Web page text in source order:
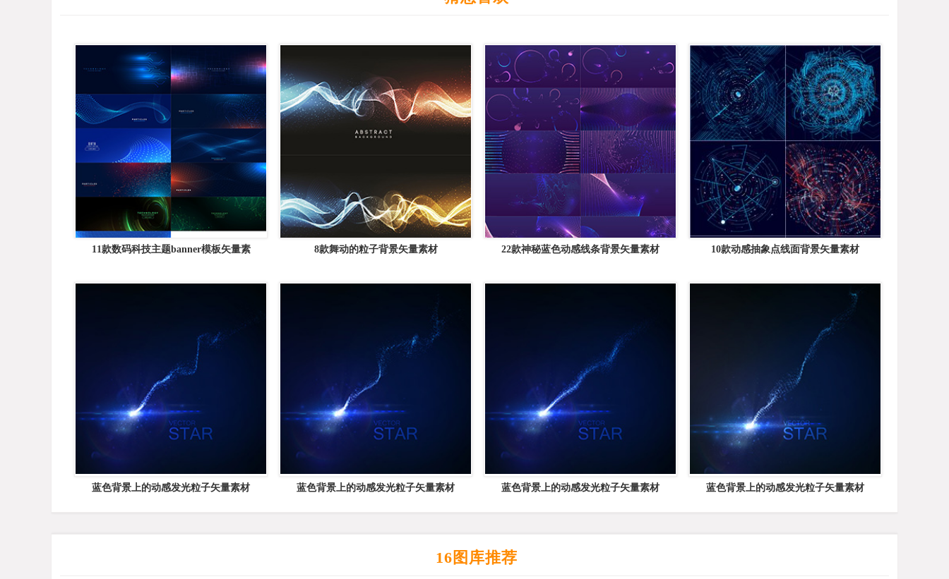
11款数码科技主题banner模板矢量素 8款舞动的粒子背景矢量素材 22款神秘蓝色动感线条背景矢量素材 10款动感抽象点线面背景矢量素材
蓝色背景上的动感发光粒子矢量素材 蓝色背景上的动感发光粒子矢量素材 蓝色背景上的动感发光粒子矢量素材 蓝色背景上的动感发光粒子矢量素材
16图库推荐